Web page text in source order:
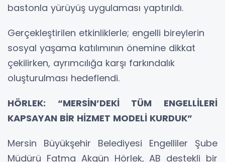
bastonla yürüyüş uygulaması yaptırıldı.
Gerçekleştirilen etkinliklerle; engelli bireylerin
sosyal yaşama katılımının önemine dikkat
çekilirken, ayrımcılığa karşı farkındalık
oluşturulması hedeflendi.
HÖRLEK: “MERSİN’DEKİ TÜM ENGELLİLERİ
KAPSAYAN BİR HİZMET MODELİ KURDUK”
Mersin Büyükşehir Belediyesi Engelliler Şube
Müdürü Fatma Akgün Hörlek, AB destekli bir